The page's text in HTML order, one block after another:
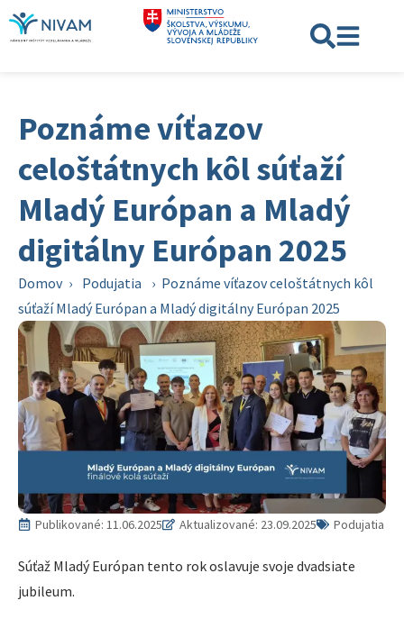
Poznáme víťazov
celoštátnych kôl súťaží
Mladý Európan a Mladý
digitálny Európan 2025
Domov › Podujatia › Poznáme víťazov celoštátnych kôl
súťaží Mladý Európan a Mladý digitálny Európan 2025
Publikované: 11.06.2025 Aktualizované: 23.09.2025 Podujatia
Súťaž Mladý Európan tento rok oslavuje svoje dvadsiate
jubileum.